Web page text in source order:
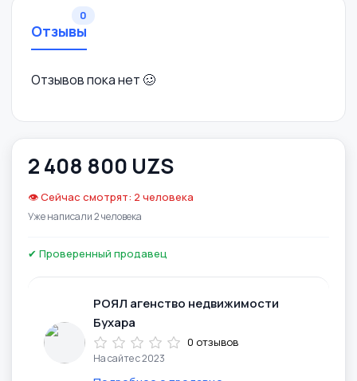
Отзывы
0
Отзывов пока нет 🥴
2 408 800 UZS
👁️ Сейчас смотрят: 2 человека
Уже написали 2 человека
✔ Проверенный продавец
РОЯЛ агенство недвижимости
Бухара
0 отзывов
На сайте с 2023